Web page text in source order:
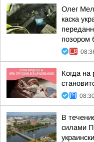
Олег
каска
позором
Когда на
В
силами